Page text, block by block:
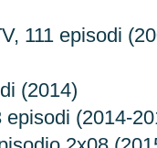
111 episodi
(2014)
episodi (2014-